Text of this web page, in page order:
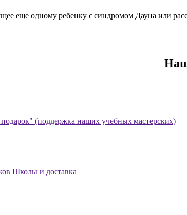
еще одному ребенку с синдромом Дауна или
(поддержка наших учебных мастерских)
Школы и доставка